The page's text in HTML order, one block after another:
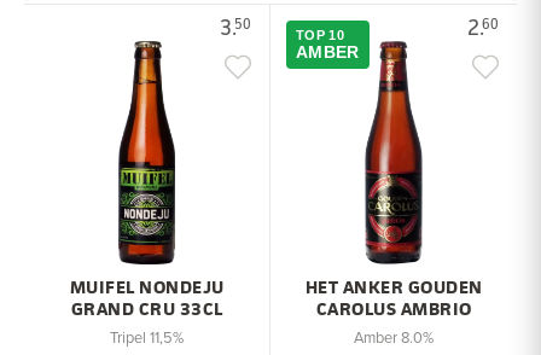
3.50
MUIFEL NONDEJU
GRAND CRU 33CL
Tripel 11,5%
2.60
TOP 10
AMBER
HET ANKER GOUDEN
CAROLUS AMBRIO
Amber 8.0%